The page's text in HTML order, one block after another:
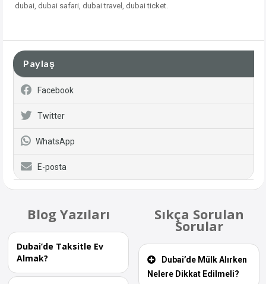
dubai, dubai safari, dubai travel, dubai ticket.
Paylaş
Facebook
Twitter
WhatsApp
E-posta
Blog Yazıları
Dubai’de Taksitle Ev
Almak?
Sıkça Sorulan
Sorular
Dubai’de Mülk Alırken
Nelere Dikkat Edilmeli?